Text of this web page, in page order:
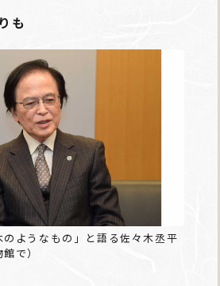
も
のようなもの」と語る佐々木丞平
で）